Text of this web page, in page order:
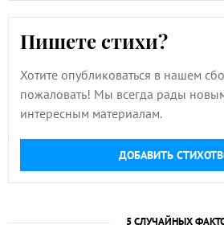
Пишете стихи?
Хотите опубликоваться в нашем
пожаловать! Мы всегда рады
интересным материалам.
ДОБАВИТЬ
5 СЛУЧАЙНЫХ